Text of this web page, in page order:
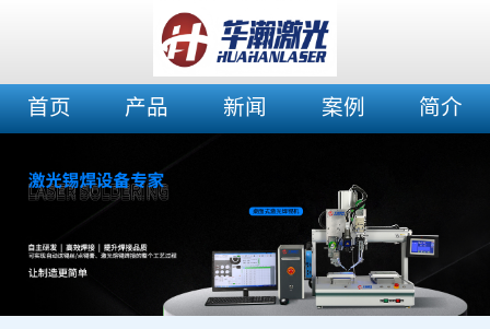
首页 产品 新闻 案例 简介